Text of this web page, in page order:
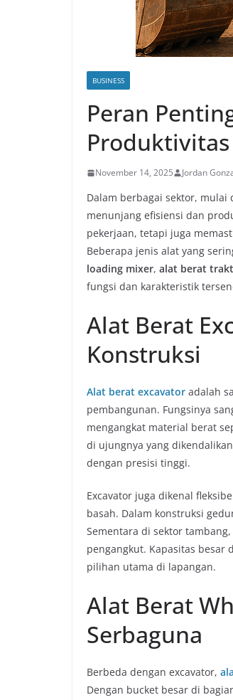
BUSINESS
Peran
November 14, 2025 Jordan
Dalam berbagai sektor,
menunjang efisiensi dan
pekerjaan, tetapi juga
Beberapa jenis alat yang
loading mixer, alat berat
fungsi dan karakteristik
Alat Berat
Konstruksi
Alat berat excavator adalah
pembangunan. Fungsinya
mengangkat material berat
di ujungnya yang
dengan presisi tinggi.
Excavator juga dikenal
basah. Dalam konstruksi
Sementara di sektor
pengangkut. Kapasitas besar
pilihan utama di lapangan.
Alat Berat
Serbaguna
Berbeda dengan excavator,
Dengan bucket besar di